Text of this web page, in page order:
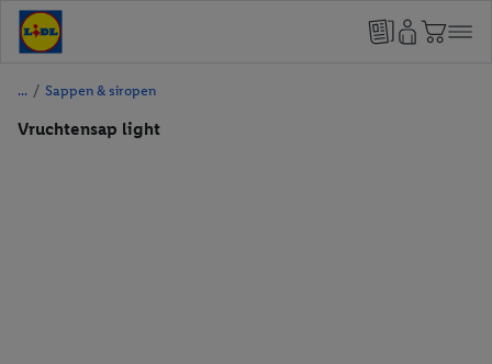
/ Sappen & siropen
Vruchtensap light